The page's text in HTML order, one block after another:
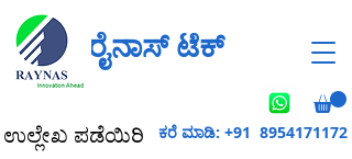
ಉಲ್ಲೇಖ ಪಡೆಯಿರಿ
ರೈನಾಸ್ ಟೆಕ್
ಕರೆ ಮಾಡಿ: +91 8954171172